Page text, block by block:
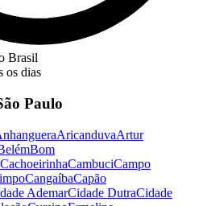
Brasil
os dias
Paulo
AricanduvaArtur
Bom
CachoeirinhaCambuciCampo
CangaíbaCapão
AdemarCidade DutraCidade